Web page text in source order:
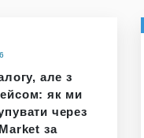
але з
як ми
через
за